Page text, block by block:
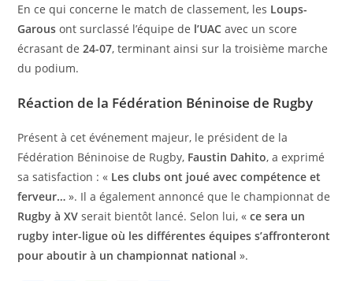
En ce qui concerne le match de classement, les Loups-
Garous ont surclassé l’équipe de l’UAC avec un score
écrasant de24-07, terminant ainsi sur la troisième marche
du podium.
Réaction de la Fédération Béninoise de Rugby
Présent à cet événement majeur, le président de la
Fédération Béninoise de Rugby, Faustin Dahito, a exprimé
sa satisfaction : « Les clubs ont joué avec compétence et
ferveur… ». Il a également annoncé que le championnat de
Rugby à XV serait bientôt lancé. Selon lui, «ce sera un
rugby inter-ligue où les différentes équipes s’affronteront
pour aboutir à un championnat national ».